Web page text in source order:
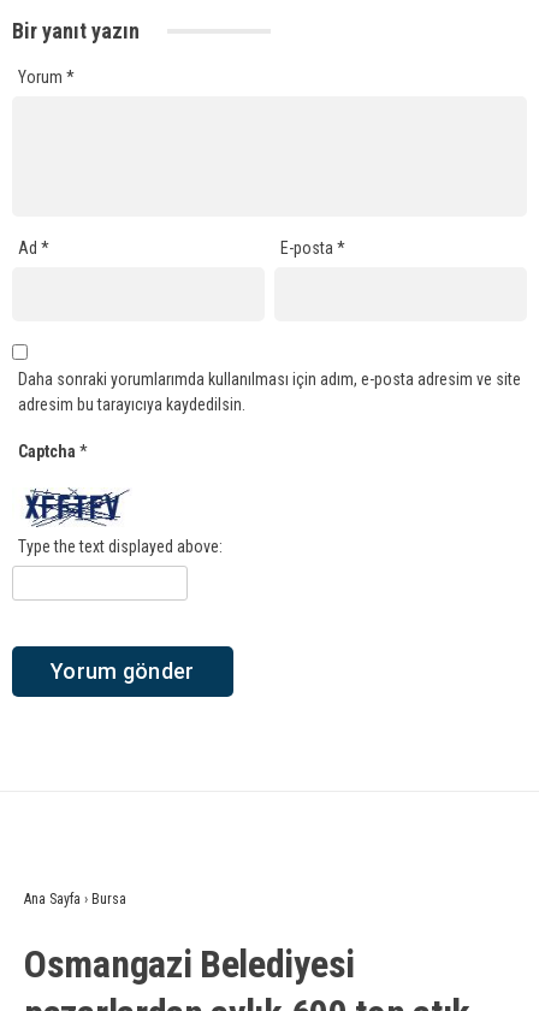
Bir yanıt yazın
Yorum *
Ad * E-posta*
Daha sonraki yorumlarımda kullanılması için adım, e-posta adresim ve site
adresim bu tarayıcıya kaydedilsin.
Captcha *
Type the text displayed above:
Ana Sayfa › Bursa
Osmangazi Belediyesi